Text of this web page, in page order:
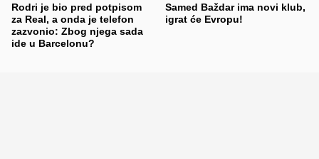
Rodri je bio pred potpisom
za Real, a onda je telefon
zazvonio: Zbog njega sada
ide u Barcelonu?
Samed Baždar ima novi klub,
igrat će Evropu!